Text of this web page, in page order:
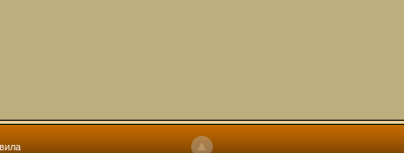
раньше?
процесс не очень быстрый будет. Думаю в течении 1-2 месяцев
с телефона не очень удобно)
по ходу чтения правлю. Получается не совнлитературный перевод,